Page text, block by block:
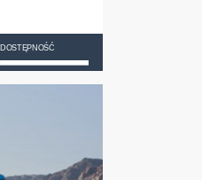
DOSTĘPNOŚĆ